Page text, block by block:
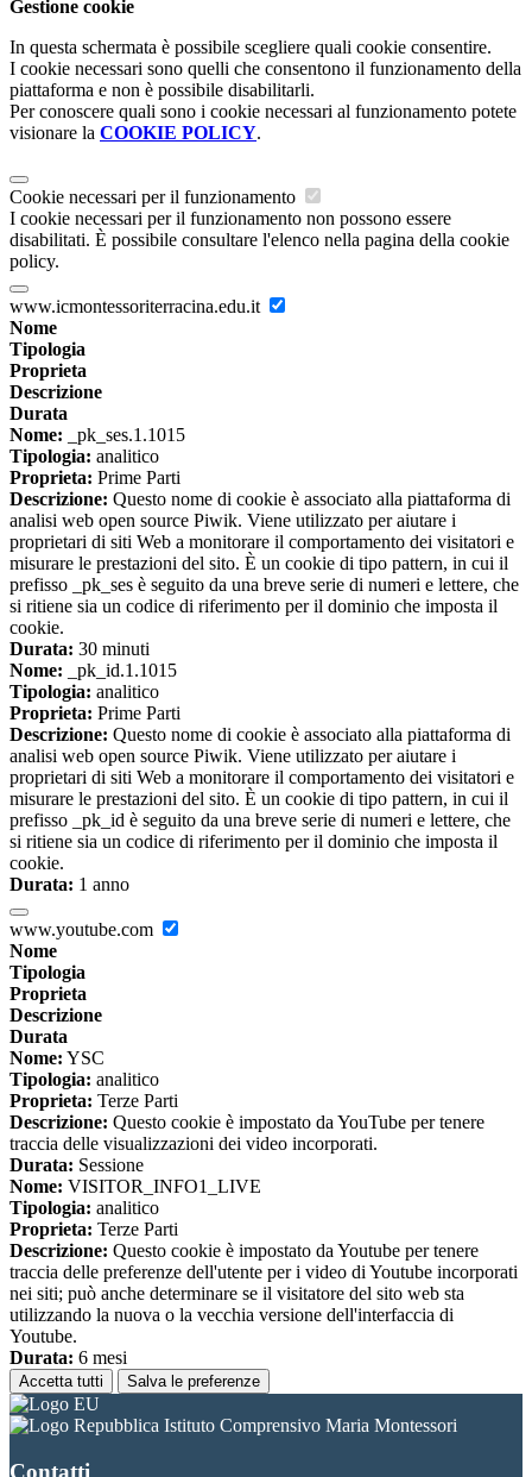
Gestione cookie
In questa schermata è possibile scegliere quali cookie consentire.
I cookie necessari sono quelli che consentono il funzionamento della
piattaforma e non è possibile disabilitarli.
Per conoscere quali sono i cookie necessari al funzionamento potete
visionare la COOKIE POLICY.
Cookie necessari per il funzionamento
I cookie necessari per il funzionamento non possono essere
disabilitati. È possibile consultare l'elenco nella pagina della cookie
policy.
www.icmontessoriterracina.edu.it
Nome
Tipologia
Proprieta
Descrizione
Durata
Nome: _pk_ses.1.1015
Tipologia: analitico
Proprieta: Prime Parti
Descrizione: Questo nome di cookie è associato alla piattaforma di
analisi web open source Piwik. Viene utilizzato per aiutare i
proprietari di siti Web a monitorare il comportamento dei visitatori e
misurare le prestazioni del sito. È un cookie di tipo pattern, in cui il
prefisso _pk_ses è seguito da una breve serie di numeri e lettere, che
si ritiene sia un codice di riferimento per il dominio che imposta il
cookie.
Durata: 30 minuti
Nome: _pk_id.1.1015
Tipologia: analitico
Proprieta: Prime Parti
Descrizione: Questo nome di cookie è associato alla piattaforma di
analisi web open source Piwik. Viene utilizzato per aiutare i
proprietari di siti Web a monitorare il comportamento dei visitatori e
misurare le prestazioni del sito. È un cookie di tipo pattern, in cui il
prefisso _pk_id è seguito da una breve serie di numeri e lettere, che
si ritiene sia un codice di riferimento per il dominio che imposta il
cookie.
Durata: 1 anno
www.youtube.com
Nome
Tipologia
Proprieta
Descrizione
Durata
Nome: YSC
Tipologia: analitico
Proprieta: Terze Parti
Descrizione: Questo cookie è impostato da YouTube per tenere
traccia delle visualizzazioni dei video incorporati.
Durata: Sessione
Nome: VISITOR_INFO1_LIVE
Tipologia: analitico
Proprieta: Terze Parti
Descrizione: Questo cookie è impostato da Youtube per tenere
traccia delle preferenze dell'utente per i video di Youtube incorporati
nei siti; può anche determinare se il visitatore del sito web sta
utilizzando la nuova o la vecchia versione dell'interfaccia di
Youtube.
Durata: 6 mesi
Accetta tutti Salva le preferenze
Istituto Comprensivo Maria Montessori
Contatti